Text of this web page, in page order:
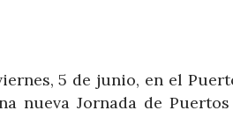
5 de junio, en el
nueva Jornada de